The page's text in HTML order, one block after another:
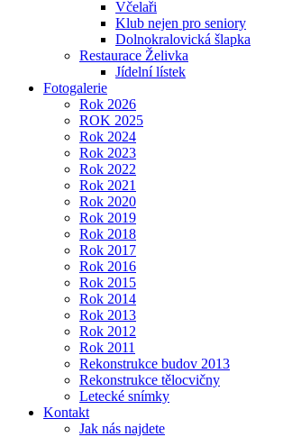
Včelaři
Klub nejen pro seniory
Dolnokralovická šlapka
Restaurace Želivka
Jídelní lístek
Fotogalerie
Rok 2026
ROK 2025
Rok 2024
Rok 2023
Rok 2022
Rok 2021
Rok 2020
Rok 2019
Rok 2018
Rok 2017
Rok 2016
Rok 2015
Rok 2014
Rok 2013
Rok 2012
Rok 2011
Rekonstrukce budov 2013
Rekonstrukce tělocvičny
Letecké snímky
Kontakt
Jak nás najdete